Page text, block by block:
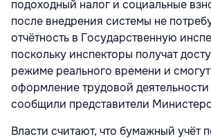
подоходный налог и социальные
после внедрения системы не
отчётность в Государственную
поскольку инспекторы получат
режиме реального времени и
оформление трудовой
сообщили представители
Власти считают, что бумажный учёт